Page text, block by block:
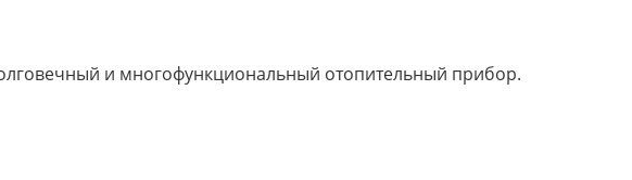
и многофункциональный отопительный прибор.